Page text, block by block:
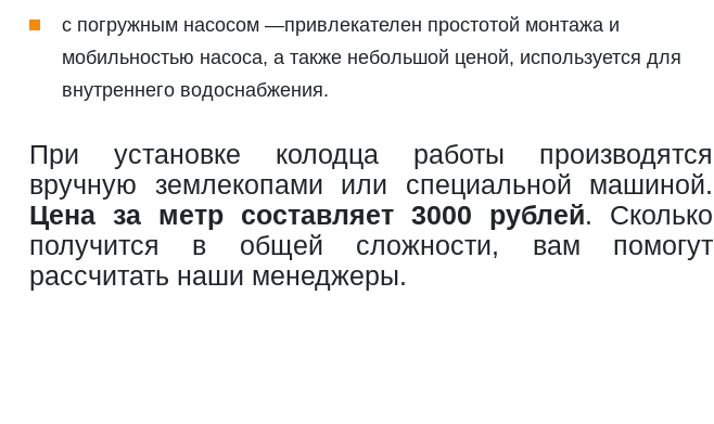
с погружным насосом —привлекателен простотой монтажа и
мобильностью насоса, а также небольшой ценой, используется для
внутреннего водоснабжения.
При установке колодца работы производятся
вручную землекопами или специальной машиной.
Цена за метр составляет 3000 рублей. Сколько
получится в общей сложности, вам помогут
рассчитать наши менеджеры.